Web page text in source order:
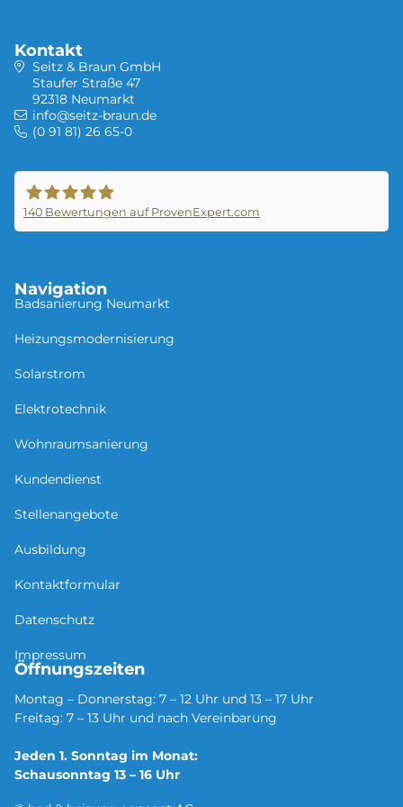
Kontakt
Seitz & Braun GmbH
Staufer Straße 47
92318 Neumarkt
info@seitz-braun.de
(0 91 81) 26 65-0
140 Bewertungen auf ProvenExpert.com
Navigation
Badsanierung Neu­mar­kt
Heizungsmodernisierung
Solarstrom
Elektrotechnik
Wohnraumsanierung
Kundendienst
Stellenangebote
Ausbildung
Kontaktformular
Datenschutz
Impressum
Öffnungszeiten
Montag – Donnerstag: 7 – 12 Uhr und 13 – 17 Uhr
Freitag: 7 – 13 Uhr und nach Vereinbarung
Jeden 1. Sonntag im Monat:
Schausonntag 13 – 16 Uhr